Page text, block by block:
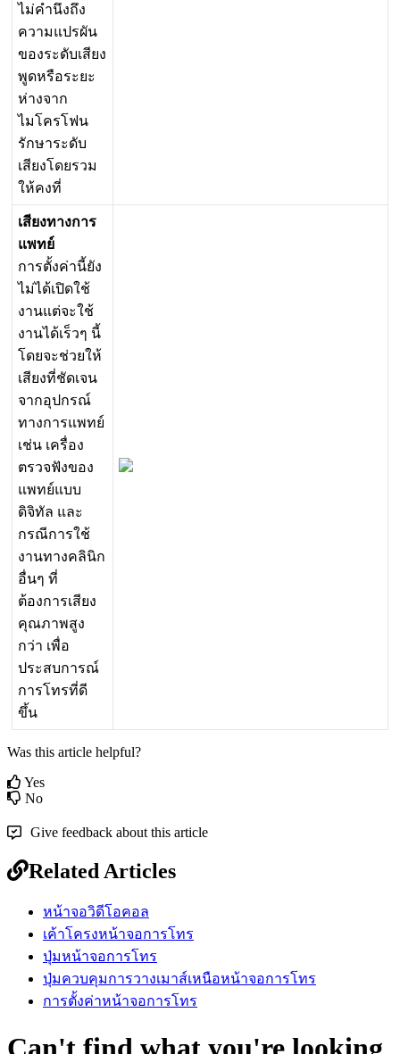
ไมคนงถง
ความแปรผน
ของระดบเสยง
พดหรอระยะ
หางจาก
ไมโครโฟน
รกษาระดบ
เสยงโดยรวม
ใหคงท
เสยงทางการ
แพทย
การตงคานยง
ไมไดเปดใช
งานแตจะใช
งานไดเรวๆ น
โดยจะชวยให
เสยงทชดเจน
จากอปกรณ
ทางการแพทย
เชน เครอง
ตรวจฟงของ
แพทยแบบ
ดจทล และ
กรณการใช
งานทางคลนก
อนๆ ท
ตองการเสยง
คณภาพสง
กวา เพอ
ประสบการณ
การโทรทด
ขน
Was this article helpful?
Yes
No
Give feedback about this article
Related Articles
หน้าจอวิดีโอคอล
เค้าโครงหน้าจอการโทร
ปุ่มหน้าจอการโทร
ปุ่มควบคุมการวางเมาส์เหนือหน้าจอการโทร
การตั้งค่าหน้าจอการโทร